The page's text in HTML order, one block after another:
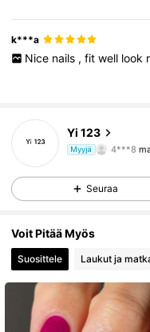
k***a
Nice nails , fit well look
Yi 123
Myyjä
4.84
4***8
4.84
Seuraa
Voit Pitää Myös
Suosittele Laukut ja